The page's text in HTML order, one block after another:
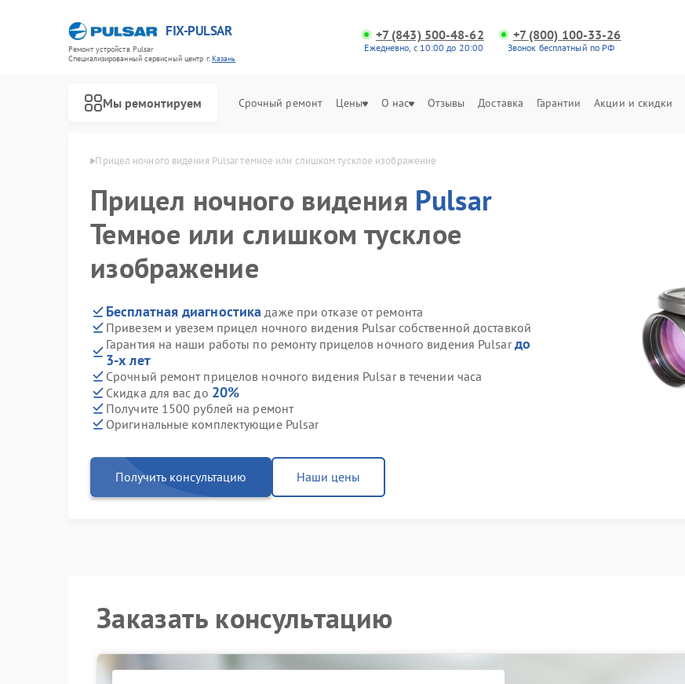
FIX-PULSAR
Ремонт устройств Pulsar
Специализированный cервисный центр г.Казань
+7 (843) 500-48-62
Ежедневно, с 10:00 до 20:00
+7 (800) 100-33-26
Звонок бесплатный по РФ
Мы ремонтируем Срочный ремонт Цены О нас Отзывы Доставка Гарантии Акции и скидки
Pulsar в Казани Прицел ночного видения Pulsar темное или слишком тусклое изображение
Прицел ночного видения Pulsar
Темное или слишком тусклое
изображение
Бесплатная диагностика даже при отказе от ремонта
Привезем и увезем прицел ночного видения Pulsar собственной доставкой
Гарантия на наши работы по ремонту прицелов ночного видения Pulsarдо
3-х лет
Срочный ремонт прицелов ночного видения Pulsar в течении часа
Скидка для вас до 20%
Получите 1500 рублей на ремонт
Оригинальные комплектующие Pulsar
Получить консультацию Наши цены
Заказать консультацию